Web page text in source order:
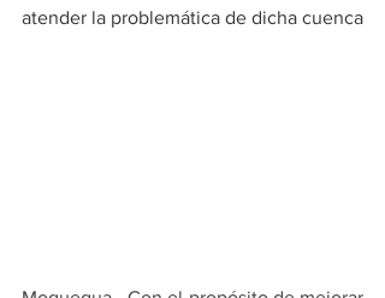
atender la problemática de dicha cuenca